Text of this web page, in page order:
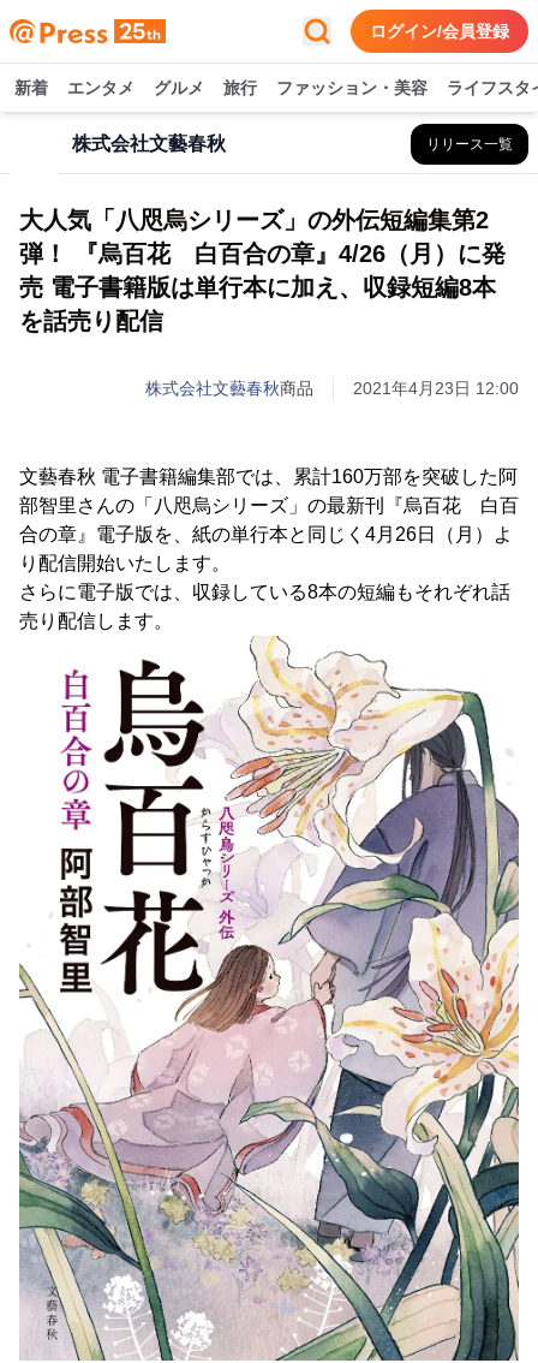
ログイン/会員登録
新着 エンタメ グルメ 旅行 ファッション・美容 ライフスタ
株式会社文藝春秋 リリース一覧
大人気「八咫烏シリーズ」の外伝短編集第2
弾！ 『烏百花 白百合の章』4/26（月）に発
売 電子書籍版は単行本に加え、収録短編8本
を話売り配信
株式会社文藝春秋商品 2021年4月23日 12:00
文藝春秋 電子書籍編集部では、累計160万部を突破した阿
部智里さんの「八咫烏シリーズ」の最新刊『烏百花 白百
合の章』電子版を、紙の単行本と同じく4月26日（月）よ
り配信開始いたします。
さらに電子版では、収録している8本の短編もそれぞれ話
売り配信します。